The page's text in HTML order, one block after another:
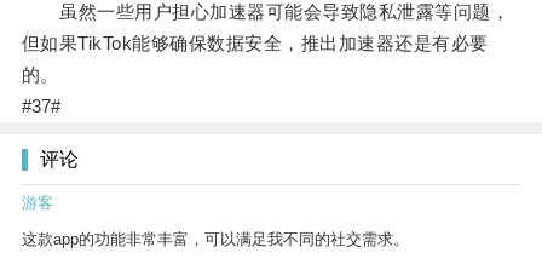
虽然一些用户担心加速器可能会导致隐私泄露等问题，
但如果TikTok能够确保数据安全，推出加速器还是有必要
的。
#37#
评论
游客
这款app的功能非常丰富，可以满足我不同的社交需求。